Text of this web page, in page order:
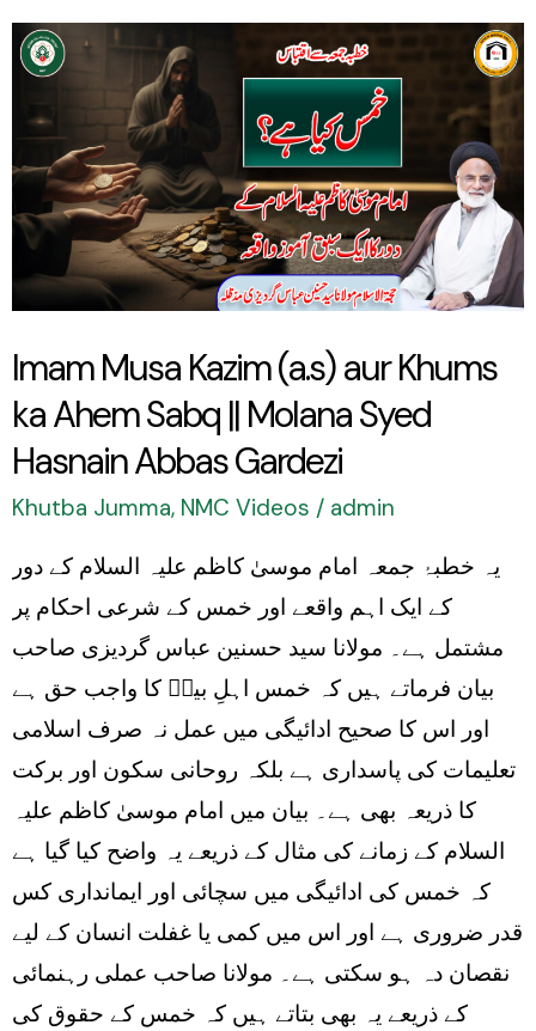
Imam Musa Kazim (a.s) aur Khums
ka Ahem Sabq || Molana Syed
Hasnain Abbas Gardezi
Khutba Jumma, NMC Videos / admin
یہ خطبۂ جمعہ امام موسیٰ کاظم علیہ السلام کے دور
کے ایک اہم واقعے اور خمس کے شرعی احکام پر
مشتمل ہے۔ مولانا سید حسنین عباس گردیزی صاحب
بیان فرماتے ہیں کہ خمس اہلِ بیتؑ کا واجب حق ہے
اور اس کا صحیح ادائیگی میں عمل نہ صرف اسلامی
تعلیمات کی پاسداری ہے بلکہ روحانی سکون اور برکت
کا ذریعہ بھی ہے۔ بیان میں امام موسیٰ کاظم علیہ
السلام کے زمانے کی مثال کے ذریعے یہ واضح کیا گیا ہے
کہ خمس کی ادائیگی میں سچائی اور ایمانداری کس
قدر ضروری ہے اور اس میں کمی یا غفلت انسان کے لیے
نقصان دہ ہو سکتی ہے۔ مولانا صاحب عملی رہنمائی
کے ذریعے یہ بھی بتاتے ہیں کہ خمس کے حقوق کی
Imam
Musa
Kazim
(a.s)
aur
Khums
ka
Sabq
||
Molana
Abbas
Gardezi